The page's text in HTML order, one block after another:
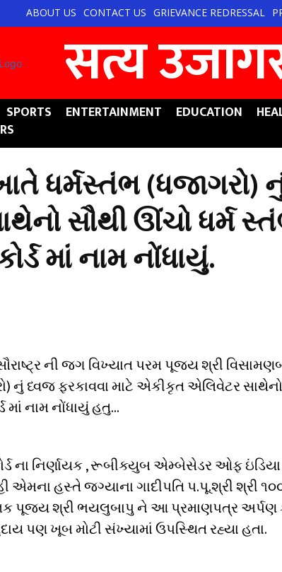
ABOUT US CONTACT US GRIEVANCE REDRESSAL
सत्य
SPORTS ENTERTAINMENT EDUCATION
ધર્મસ્તંભ (ધજાગરો)
સૌથી ઊંચો ધર્મ
માં નામ નોંધાયું.
ની જગ વિખ્યાત પરમ પૂજ્ય શ્રી
નું ધ્વજ ફરકાવવા માટે એકીકૃત એલિવેટર
માં નામ નોંધાયું હતુ…
ના નિર્ણાયક , રૂબીક્યુબ એમ્બેસેડર ઓફ
હસ્તે જગ્યાના ગાદીપતિ પ.પૂ.શ્રી શ્રી
પૂજ્ય શ્રી ભયલુબાપુ ને આ પ્રમાણપત્ર અર્પણ
પણ ખૂબ મોટી સંખ્યામાં ઉપસ્થિત રહ્યા હતા.